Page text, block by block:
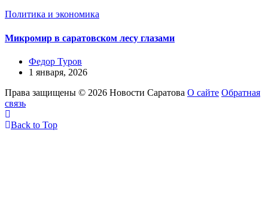
Политика и экономика
Микромир в саратовском лесу глазами
Федор Туров
1 января, 2026
Права защищены © 2026 Новости Саратова О сайте Обратная
связь
Back to Top